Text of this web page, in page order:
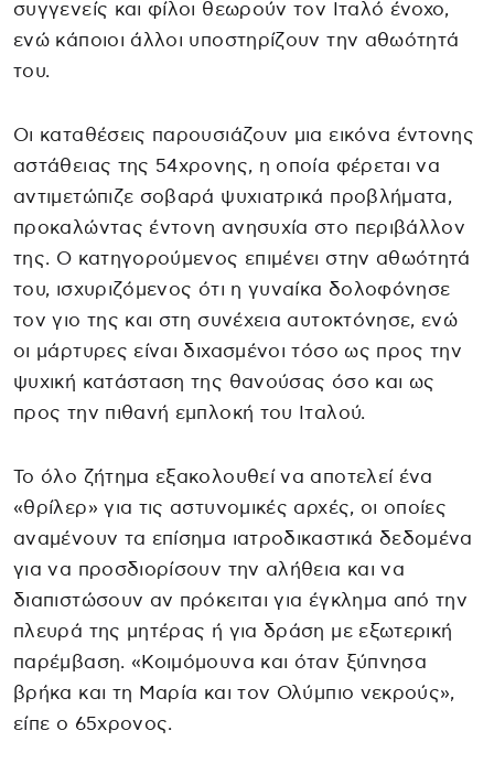
συγγενείς και φίλοι θεωρούν τον Ιταλό ένοχο,
ενώ κάποιοι άλλοι υποστηρίζουν την αθωότητά
του.
Οι καταθέσεις παρουσιάζουν μια εικόνα έντονης
αστάθειας της 54χρονης, η οποία φέρεται να
αντιμετώπιζε σοβαρά ψυχιατρικά προβλήματα,
προκαλώντας έντονη ανησυχία στο περιβάλλον
της. Ο κατηγορούμενος επιμένει στην αθωότητά
του, ισχυριζόμενος ότι η γυναίκα δολοφόνησε
τον γιο της και στη συνέχεια αυτοκτόνησε, ενώ
οι μάρτυρες είναι διχασμένοι τόσο ως προς την
ψυχική κατάσταση της θανούσας όσο και ως
προς την πιθανή εμπλοκή του Ιταλού.
Το όλο ζήτημα εξακολουθεί να αποτελεί ένα
«θρίλερ» για τις αστυνομικές αρχές, οι οποίες
αναμένουν τα επίσημα ιατροδικαστικά δεδομένα
για να προσδιορίσουν την αλήθεια και να
διαπιστώσουν αν πρόκειται για έγκλημα από την
πλευρά της μητέρας ή για δράση με εξωτερική
παρέμβαση. «Κοιμόμουνα και όταν ξύπνησα
βρήκα και τη Μαρία και τον Ολύμπιο νεκρούς»,
είπε ο 65χρονος.